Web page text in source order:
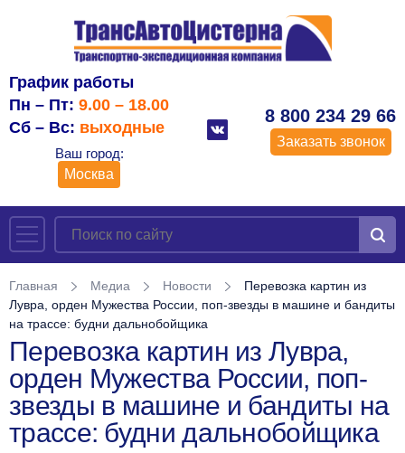
График работы
Пн – Пт: 9.00 – 18.00
Сб – Вс: выходные
Ваш город:
Москва
8 800 234 29 66
Заказать звонок
Главная Медиа Новости
Перевозка картин из
Лувра, орден Мужества России, поп-звезды в машине и бандиты
на трассе: будни дальнобойщика
Перевозка картин из Лувра,
орден Мужества России, поп-
звезды в машине и бандиты на
трассе: будни дальнобойщика